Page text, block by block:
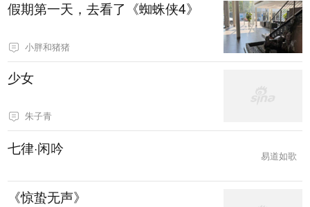
假期第一天，去看了《蜘蛛侠4》
小胖和猪猪
少女
朱子青
七律·闲吟 易道如歌
《惊蛰无声》